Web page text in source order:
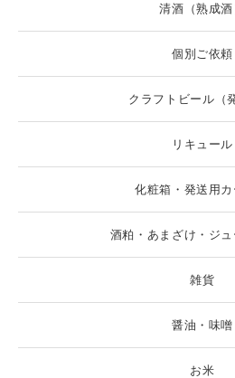
清酒（熟成酒
個別ご依頼
クラフトビール（
リキュール
化粧箱・発送用カ
酒粕・あまざけ・ジ
雑貨
醤油・味噌
お米